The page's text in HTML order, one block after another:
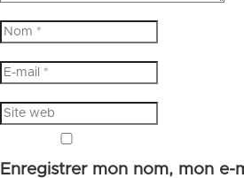
Enregistrer mon nom, mon e-